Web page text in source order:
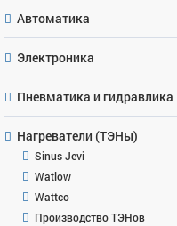
Автоматика
Электроника
Пневматика и гидравлика
Нагреватели (ТЭНы)
Sinus Jevi
Watlow
Wattco
Производство ТЭНов